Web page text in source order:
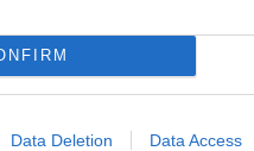
Data Deletion Data Access